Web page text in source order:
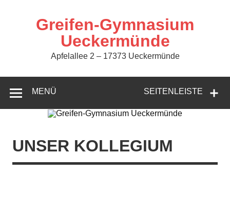
Greifen-Gymnasium
Ueckermünde
Apfelallee 2 – 17373 Ueckermünde
SEITENLEISTE
MENÜ
UNSER KOLLEGIUM